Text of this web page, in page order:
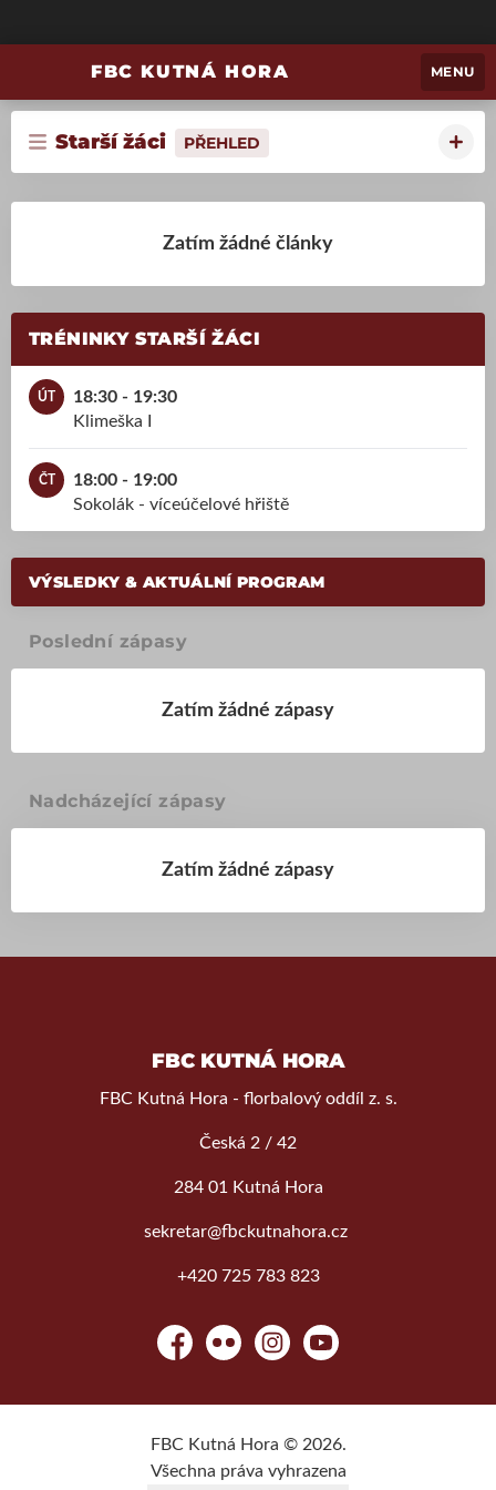
FBC KUTNÁ HORA MENU
Starší žáci PŘEHLED
Zatím žádné články
TRÉNINKY STARŠÍ ŽÁCI
ÚT
18:30 - 19:30
Klimeška I
ČT
18:00 - 19:00
Sokolák - víceúčelové hřiště
VÝSLEDKY & AKTUÁLNÍ PROGRAM
Poslední zápasy
Zatím žádné zápasy
Nadcházející zápasy
Zatím žádné zápasy
FBC KUTNÁ HORA
FBC Kutná Hora - florbalový oddíl z. s.
Česká 2 / 42
284 01 Kutná Hora
sekretar@fbckutnahora.cz
+420 725 783 823
FacebookFlickr InstagramYouTube
FBC Kutná Hora © 2026.
Všechna práva vyhrazena